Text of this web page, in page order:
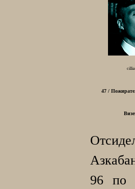
47 /
96 по